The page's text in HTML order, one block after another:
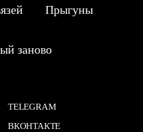
Прыгуны
заново
TELEGRAM
ВКОНТАКТЕ